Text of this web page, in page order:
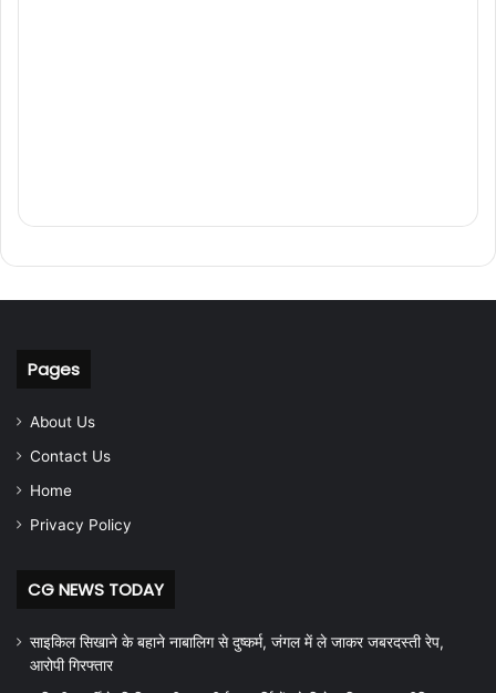
Pages
About Us
Contact Us
Home
Privacy Policy
CG NEWS TODAY
साइकिल सिखाने के बहाने नाबालिग से दुष्कर्म, जंगल में ले जाकर जबरदस्ती रेप,
आरोपी गिरफ्तार